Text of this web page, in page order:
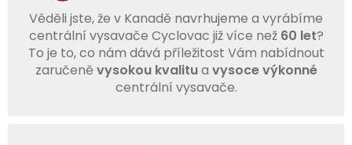
Věděli jste, že v Kanadě navrhujeme a vyrábíme
centrální vysavače Cyclovac již více než 60 let?
To je to, co nám dává příležitost Vám nabídnout
zaručeněvysokou kvalitua vysoce výkonné
centrální vysavače.